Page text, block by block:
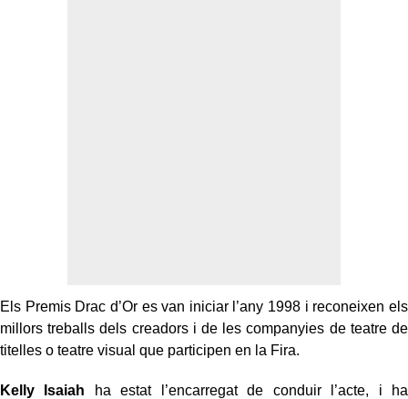
Els Premis Drac d’Or es van iniciar l’any 1998 i reconeixen els
millors treballs dels creadors i de les companyies de teatre de
titelles o teatre visual que participen en la Fira.
Kelly Isaiah ha estat l’encarregat de conduir l’acte, i ha